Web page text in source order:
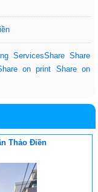
ServicesShare Share
on print Share on
Thảo Điền